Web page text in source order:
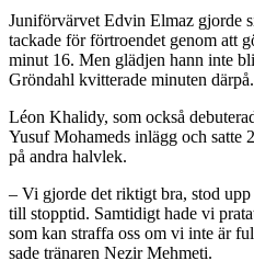
Juniförvärvet Edvin Elmaz gjorde
tackade för förtroendet genom att
minut 16. Men glädjen hann inte
Gröndahl kvitterade minuten därpå.
Léon Khalidy, som också
Yusuf Mohameds inlägg och satte
på andra halvlek.
– Vi gjorde det riktigt bra, stod
till stopptid. Samtidigt hade vi
som kan straffa oss om vi inte är
sade tränaren Nezir Mehmeti.